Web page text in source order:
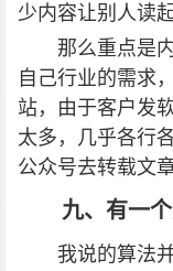
少内容让别人读
那么重点是
自己行业的需求
站，由于客户发
太多，几乎各行
公众号去转载文
九、有一
我说的算法